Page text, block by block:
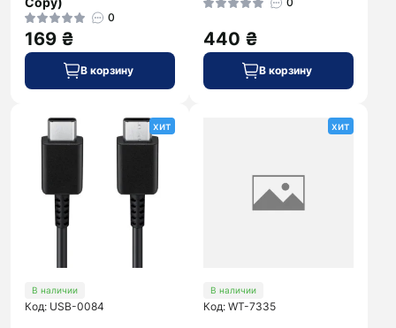
0
169 ₴
В корзину
440 ₴
В корзину
хит
В наличии
Код: USB-0084
хит
В наличии
Код: WT-7335